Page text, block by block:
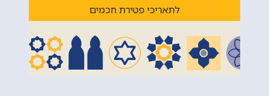
לתאריכי פטירת חכמים